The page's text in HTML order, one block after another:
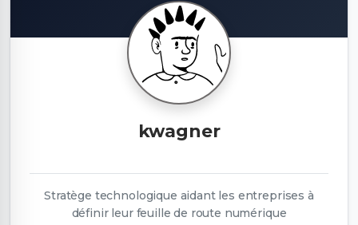
kwagner
Stratège technologique aidant les entreprises à
définir leur feuille de route numérique